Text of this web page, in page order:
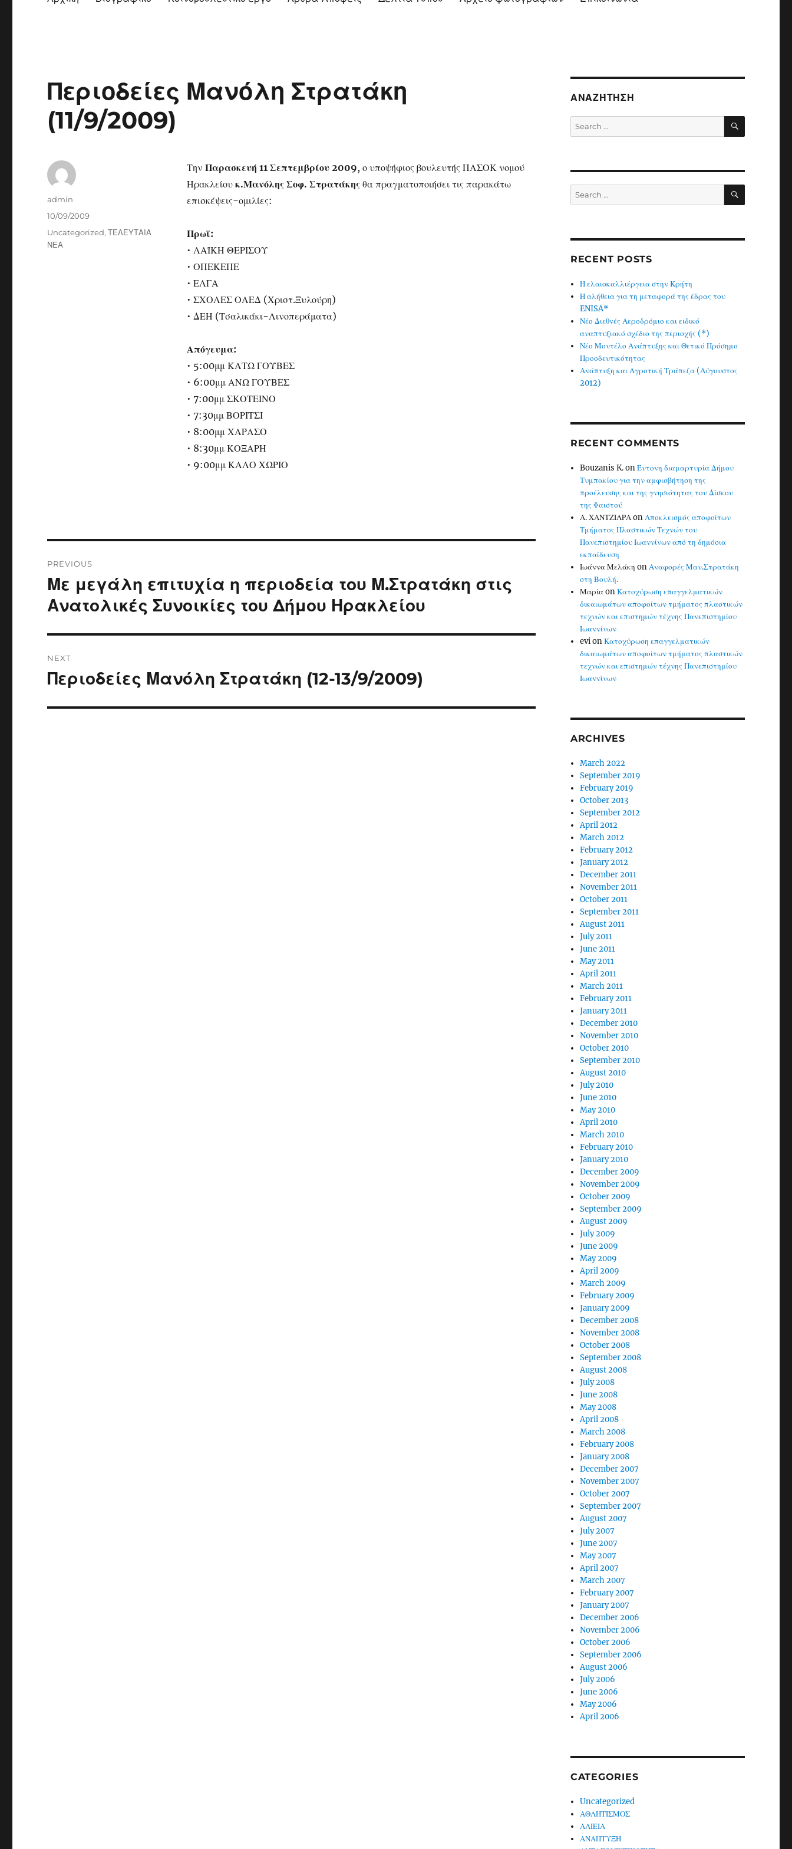
Περιοδείες Μανόλη Στρατάκη
(11/9/2009)
Την Παρασκευή 11 Σεπτεμβρίου 2009, ο υποψήφιος βουλευτής ΠΑΣΟΚ νομού
Ηρακλείου κ.Μανόλης Σοφ. Στρατάκηςθα πραγματοποιήσει τις παρακάτω
επισκέψεις-ομιλίες:
Πρωϊ:
• ΛΑΪΚΗ ΘΕΡΙΣΟΥ
• ΟΠΕΚΕΠΕ
• ΕΛΓΑ
• ΣΧΟΛΕΣ ΟΑΕΔ (Χριστ.Ξυλούρη)
• ΔΕΗ (Τσαλικάκι-Λινοπεράματα)
Απόγευμα:
• 5:00μμ ΚΑΤΩ ΓΟΥΒΕΣ
• 6:00μμ ΑΝΩ ΓΟΥΒΕΣ
• 7:00μμ ΣΚΟΤΕΙΝΟ
• 7:30μμ ΒΟΡΙΤΣΙ
• 8:00μμ ΧΑΡΑΣΟ
• 8:30μμ ΚΟΞΑΡΗ
• 9:00μμ ΚΑΛΟ ΧΩΡΙΟ
Author
admin
Posted
10/09/2009
Categories
Uncategorized,ΤΕΛΕΥΤΑΙΑ
ΝΕΑ
navigation
PREVIOUS
Previous
post:
Με μεγάλη επιτυχία η περιοδεία του Μ.Στρατάκη στις
Ανατολικές Συνοικίες του Δήμου Ηρακλείου
NEXT
Next
Περιοδείες Μανόλη Στρατάκη (12-13/9/2009)
ΑΝΑΖΉΤΗΣΗ
Search
for:
SEARCH
Search
for:
SEARCH
RECENT POSTS
Η ελαιοκαλλιέργεια στην Κρήτη
Η αλήθεια για τη μεταφορά της έδρας του
ENISA*
Νέο Διεθνές Αεροδρόμιο και ειδικό
αναπτυξιακό σχέδιο της περιοχής (*)
Νέο Μοντέλο Ανάπτυξης και Θετικό Πρόσημο
Προοδευτικότητας
Ανάπτυξη και Αγροτική Τράπεζα (Αύγουστος
2012)
RECENT COMMENTS
Bouzanis K.onΈντονη διαμαρτυρία Δήμου
Τυμπακίου για την αμφισβήτηση της
προέλευσης και της γνησιότητας του Δίσκου
της Φαιστού
Α. ΧΑΝΤΖΙΑΡΑonΑποκλεισμός αποφοίτων
Τμήματος Πλαστικών Τεχνών του
Πανεπιστημίου Ιωαννίνων από τη δημόσια
εκπαίδευση
Ιωάννα Μελάκη onΑναφορές Μαν.Στρατάκη
στη Βουλή.
ΜαρίαonΚατοχύρωση επαγγελματικών
δικαιωμάτων αποφοίτων τμήματος πλαστικών
τεχνών και επιστημών τέχνης Πανεπιστημίου
Ιωαννίνων
evionΚατοχύρωση επαγγελματικών
δικαιωμάτων αποφοίτων τμήματος πλαστικών
τεχνών και επιστημών τέχνης Πανεπιστημίου
Ιωαννίνων
ARCHIVES
March 2022
September 2019
February 2019
October 2013
September 2012
April 2012
March 2012
February 2012
January 2012
December 2011
November 2011
October 2011
September 2011
August 2011
July 2011
June 2011
May 2011
April 2011
March 2011
February 2011
January 2011
December 2010
November 2010
October 2010
September 2010
August 2010
July 2010
June 2010
May 2010
April 2010
March 2010
February 2010
January 2010
December 2009
November 2009
October 2009
September 2009
August 2009
July 2009
June 2009
May 2009
April 2009
March 2009
February 2009
January 2009
December 2008
November 2008
October 2008
September 2008
August 2008
July 2008
June 2008
May 2008
April 2008
March 2008
February 2008
January 2008
December 2007
November 2007
October 2007
September 2007
August 2007
July 2007
June 2007
May 2007
April 2007
March 2007
February 2007
January 2007
December 2006
November 2006
October 2006
September 2006
August 2006
July 2006
June 2006
May 2006
April 2006
CATEGORIES
Uncategorized
ΑΘΛΗΤΙΣΜΟΣ
ΑΛΙΕΙΑ
ΑΝΑΠΤΥΞΗ